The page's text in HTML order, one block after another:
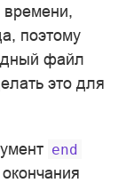
времени,
поэтому
файл
это для
end